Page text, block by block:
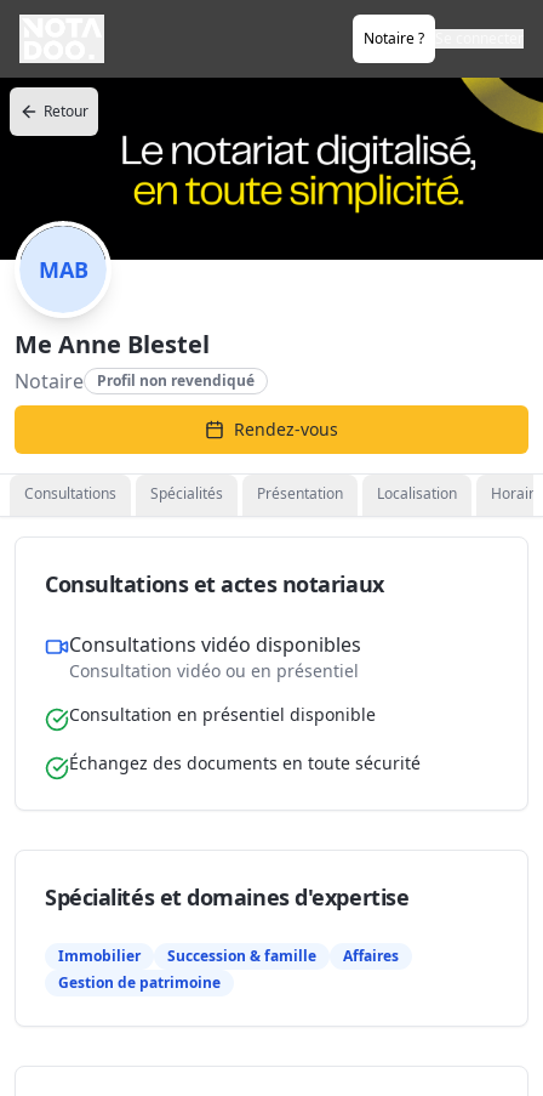
Notaire ?
Retour
MAB
Me Anne Blestel
Notaire Profil non revendiqué
Rendez-vous
Consultations Spécialités Présentation Localisation
Consultations et actes notariaux
Consultations vidéo disponibles
Consultation vidéo ou en présentiel
Consultation en présentiel disponible
Échangez des documents en toute sécurité
Spécialités et domaines d'expertise
Immobilier Succession & famille
Affaires
Gestion de patrimoine